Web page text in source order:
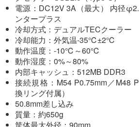
電源：DC12V 3A（最大） 内径
ンタープラス
冷却方式：デュアルTECクーラー
冷却能力：外気温-35℃±2℃
動作温度：-10℃～60℃
動作湿度：0%～80%
内部キャッシュ：512MB DDR3
接続規格：M54 P0.75mm／M48
換リング付属）
50.8mm差し込み
質量：約650g